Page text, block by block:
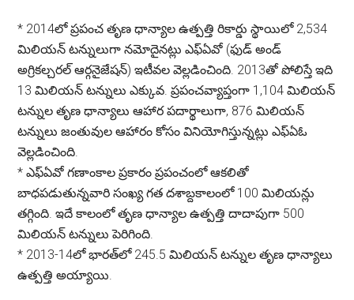
* 2014లో ప్రపంచ తృణ ధాన్యాల ఉత్పత్తి రికార్డు స్థాయిలో 2,534
మిలియన్ టన్నులుగా నమోదైనట్లు ఎఫ్ఏవో (ఫుడ్ అండ్
అగ్రికల్చరల్ ఆర్గనైజేషన్) ఇటీవల వెల్లడించింది. 2013తో పోలిస్తే ఇది
13 మిలియన్ టన్నులు ఎక్కువ. ప్రపంచవ్యాప్తంగా 1,104 మిలియన్
టన్నుల తృణ ధాన్యాలు ఆహార పదార్థాలుగా, 876 మిలియన్
టన్నులు జంతువుల ఆహారం కోసం వినియోగిస్తున్నట్లు ఎఫ్ఏఓ
వెల్లడించింది.
* ఎఫ్ఏవో గణాంకాల ప్రకారం ప్రపంచంలో ఆకలితో
బాధపడుతున్నవారి సంఖ్య గత దశాబ్దకాలంలో 100 మిలియన్లు
తగ్గింది. ఇదే కాలంలో తృణ ధాన్యాల ఉత్పత్తి దాదాపుగా 500
మిలియన్ టన్నులు పెరిగింది.
* 2013-14లో భారత్‌లో 245.5 మిలియన్ టన్నుల తృణ ధాన్యాలు
ఉత్పత్తి అయ్యాయి.